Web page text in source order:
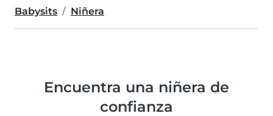
Babysits Niñera
Encuentra una niñera de
confianza